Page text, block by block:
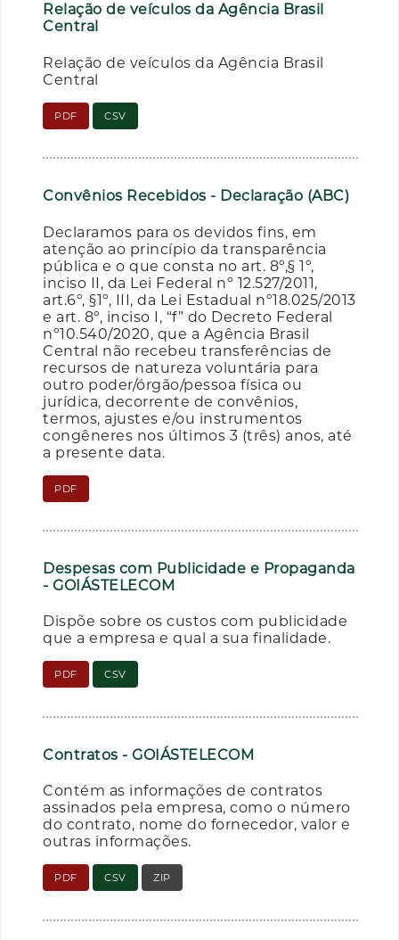
Relação de veículos da Agência Brasil
Central
Relação de veículos da Agência Brasil
Central
PDF CSV
Convênios Recebidos - Declaração (ABC)
Declaramos para os devidos fins, em
atenção ao princípio da transparência
pública e o que consta no art. 8º,§ 1º,
inciso II, da Lei Federal nº 12.527/2011,
art.6º, §1º, III, da Lei Estadual nº18.025/2013
e art. 8º, inciso I, “f” do Decreto Federal
nº10.540/2020, que a Agência Brasil
Central não recebeu transferências de
recursos de natureza voluntária para
outro poder/órgão/pessoa física ou
jurídica, decorrente de convênios,
termos, ajustes e/ou instrumentos
congêneres nos últimos 3 (três) anos, até
a presente data.
PDF
Despesas com Publicidade e Propaganda
- GOIÁSTELECOM
Dispõe sobre os custos com publicidade
que a empresa e qual a sua finalidade.
PDF CSV
Contratos - GOIÁSTELECOM
Contém as informações de contratos
assinados pela empresa, como o número
do contrato, nome do fornecedor, valor e
outras informações.
PDF CSV ZIP